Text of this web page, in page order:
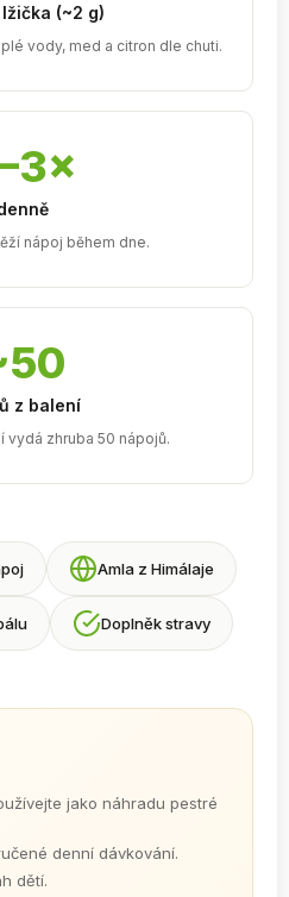
(~2 g)
vody, med a citron dle chuti.
nápoj během dne.
z balení
vydá zhruba 50 nápojů.
Amla z Himálaje
Doplněk stravy
jako náhradu pestré
denní dávkování.
dětí.